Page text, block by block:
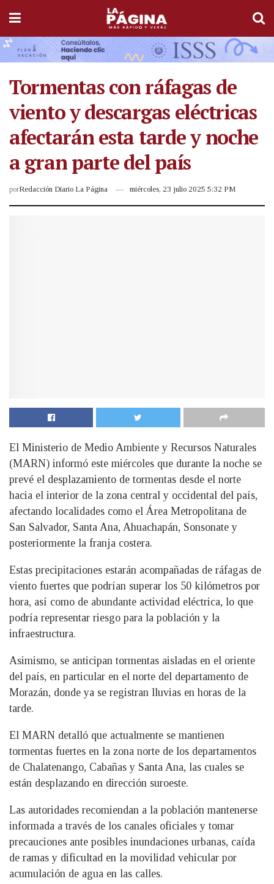
Tormentas con ráfagas de
viento y descargas eléctricas
afectarán esta tarde y noche
a gran parte del país
porRedacción Diario La Página miércoles, 23 julio 2025 5:32 PM
El Ministerio de Medio Ambiente y Recursos Naturales
(MARN) informó este miércoles que durante la noche se
prevé el desplazamiento de tormentas desde el norte
hacia el interior de la zona central y occidental del país,
afectando localidades como el Área Metropolitana de
San Salvador, Santa Ana, Ahuachapán, Sonsonate y
posteriormente la franja costera.
Estas precipitaciones estarán acompañadas de ráfagas de
viento fuertes que podrían superar los 50 kilómetros por
hora, así como de abundante actividad eléctrica, lo que
podría representar riesgo para la población y la
infraestructura.
Asimismo, se anticipan tormentas aisladas en el oriente
del país, en particular en el norte del departamento de
Morazán, donde ya se registran lluvias en horas de la
tarde.
El MARN detalló que actualmente se mantienen
tormentas fuertes en la zona norte de los departamentos
de Chalatenango, Cabañas y Santa Ana, las cuales se
están desplazando en dirección suroeste.
Las autoridades recomiendan a la población mantenerse
informada a través de los canales oficiales y tomar
precauciones ante posibles inundaciones urbanas, caída
de ramas y dificultad en la movilidad vehicular por
acumulación de agua en las calles.